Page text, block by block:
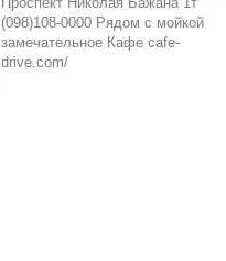
(098)108-0000 Рядом с мойкой
замечательное Кафе cafe-
drive.com/